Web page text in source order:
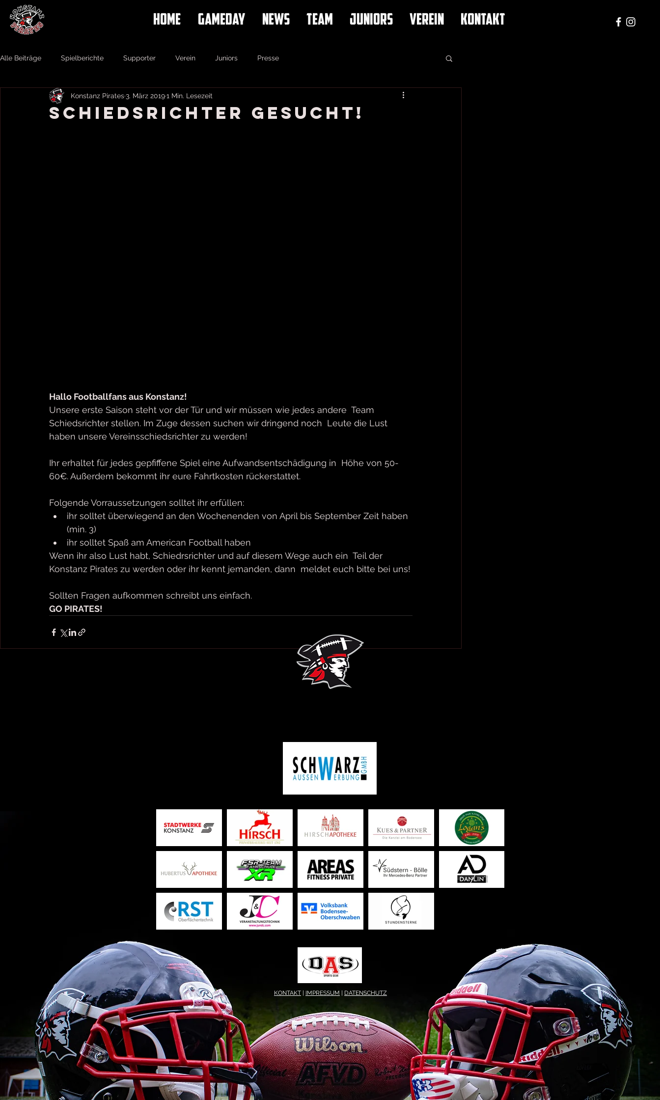
HOME GAMEDAY NEWS TEAM JUNIORS VEREIN KONTAKT
Alle Beiträge Spielberichte Supporter Verein Juniors Presse
Schiedsrichter gesucht!
Konstanz Pirates3. März 20191 Min. Lesezeit
Hallo Footballfans aus Konstanz!
Unsere erste Saison steht vor der Tür und wir müssen wie jedes andere  Team
Schiedsrichter stellen. Im Zuge dessen suchen wir dringend noch  Leute die Lust
haben unsere Vereinsschiedsrichter zu werden!
Ihr erhaltet für jedes gepfiffene Spiel eine Aufwandsentschädigung in  Höhe von 50-
60€. Außerdem bekommt ihr eure Fahrtkosten rückerstattet.
Folgende Vorraussetzungen solltet ihr erfüllen:
ihr solltet überwiegend an den Wochenenden von April bis September Zeit haben
(min. 3)
ihr solltet Spaß am American Football haben
Wenn ihr also Lust habt, Schiedrsrichter und auf diesem Wege auch ein  Teil der
Konstanz Pirates zu werden oder ihr kennt jemanden, dann  meldet euch bitte bei uns!
Sollten Fragen aufkommen schreibt uns einfach.
GO PIRATES!
KONTAKT IMPRESSUM DATENSCHUTZ